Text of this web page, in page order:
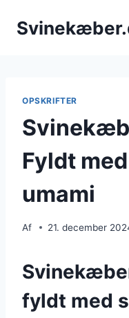
OPSKRIFTER
Fyldt
umami
Af 21. december
fyldt med